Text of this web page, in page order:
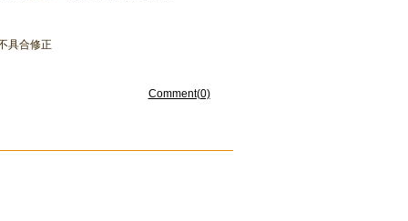
具合修正
Comment(0)